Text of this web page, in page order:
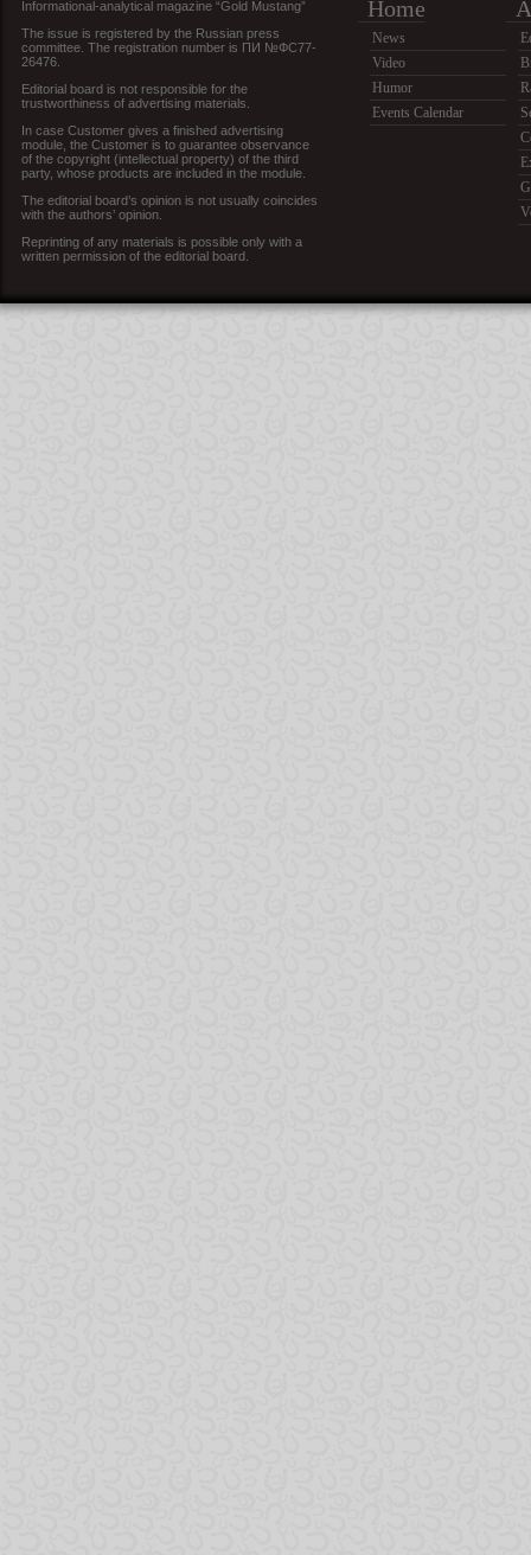
Informational-analytical magazine “Gold Mustang”
The issue is registered by the Russian press
committee. The registration number is ПИ №ФС77-
26476.
Editorial board is not responsible for the
trustworthiness of advertising materials.
In case Customer gives a finished advertising
module, the Customer is to guarantee observance
of the copyright (intellectual property) of the third
party, whose products are included in the module.
The editorial board’s opinion is not usually coincides
with the authors’ opinion.
Reprinting of any materials is possible only with a
written permission of the editorial board.
Home
News
Video
Humor
Events Calendar